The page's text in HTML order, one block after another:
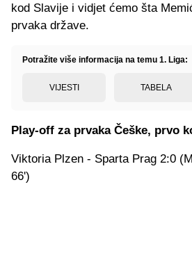
kod Slavije i vidjet ćemo šta
prvaka države.
Potražite više informacija na temu 1. Liga:
VIJESTI TABELA
Play-off za prvaka Češke, prvo
Viktoria Plzen - Sparta Prag 2:0
66')